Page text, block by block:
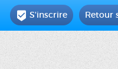
Retour
 S'inscrire